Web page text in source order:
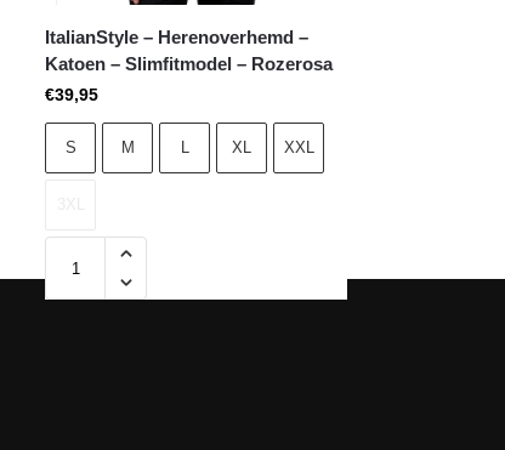
ItalianStyle – Herenoverhemd –
Katoen – Slimfitmodel – Rozerosa
€39,95
S M L XL XXL